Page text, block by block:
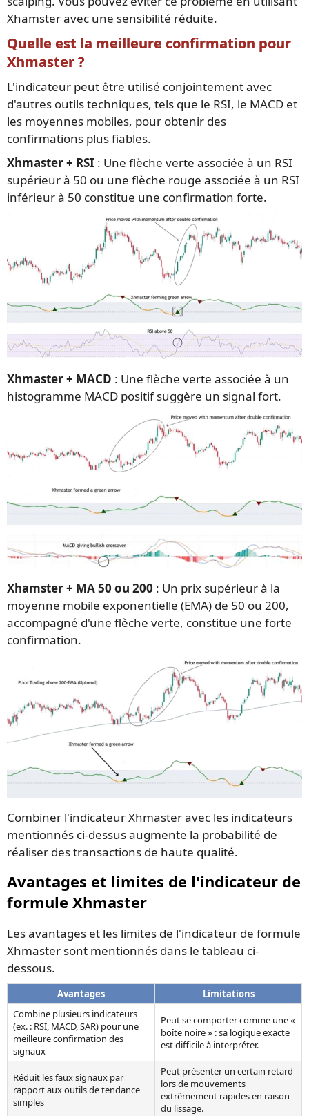
Xhamster avec une sensibilité réduite.
Quelle est la meilleure confirmation pour
Xhmaster ?
L'indicateur peut être utilisé conjointement avec
d'autres outils techniques, tels que le RSI, le MACD et
les moyennes mobiles, pour obtenir des
confirmations plus fiables.
Xhmaster + RSI : Une flèche verte associée à un RSI
supérieur à 50 ou une flèche rouge associée à un RSI
inférieur à 50 constitue une confirmation forte.
Xhmaster + MACD : Une flèche verte associée à un
histogramme MACD positif suggère un signal fort.
Xhamster + MA 50 ou 200 : Un prix supérieur à la
moyenne mobile exponentielle (EMA) de 50 ou 200,
accompagné d'une flèche verte, constitue une forte
confirmation.
Combiner l'indicateur Xhmaster avec les indicateurs
mentionnés ci-dessus augmente la probabilité de
réaliser des transactions de haute qualité.
Avantages et limites de l'indicateur de
formule Xhmaster
Les avantages et les limites de l'indicateur de formule
Xhmaster sont mentionnés dans le tableau ci-
dessous.
Avantages
Limitations
Combine plusieurs indicateurs
(ex. : RSI, MACD, SAR) pour une
meilleure confirmation des
signaux
Peut se comporter comme une «
boîte noire » : sa logique exacte
est difficile à interpréter.
Réduit les faux signaux par
rapport aux outils de tendance
simples
Peut présenter un certain retard
lors de mouvements
extrêmement rapides en raison
du lissage.